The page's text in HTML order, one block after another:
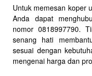
Untuk memesan koper
Anda dapat
nomor 0818997790.
senang hati
sesuai dengan
mengenai harga dan